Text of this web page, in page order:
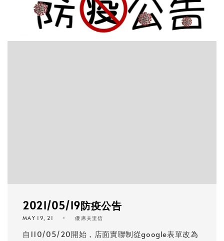
2021/05/19防疫公告
MAY 19, 21 優席夫里信
自110/05/20開始，店面實聯制從google表單改為